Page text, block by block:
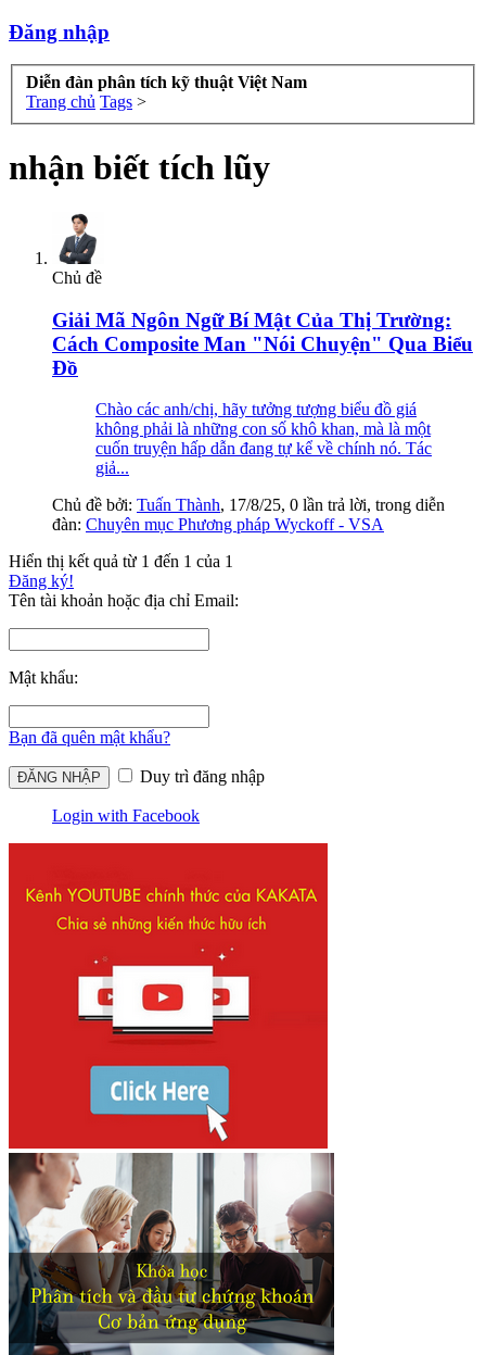
Đăng nhập
Diễn đàn phân tích kỹ thuật Việt Nam
Trang chủ Tags >
nhận biết tích lũy
Chủ đề
Giải Mã Ngôn Ngữ Bí Mật Của Thị Trường:
Cách Composite Man "Nói Chuyện" Qua Biểu
Đồ
Chào các anh/chị, hãy tưởng tượng biểu đồ giá
không phải là những con số khô khan, mà là một
cuốn truyện hấp dẫn đang tự kể về chính nó. Tác
giả...
Chủ đề bởi: Tuấn Thành, 17/8/25, 0 lần trả lời, trong diễn
đàn: Chuyên mục Phương pháp Wyckoff - VSA
Hiển thị kết quả từ 1 đến 1 của 1
Đăng ký!
Tên tài khoản hoặc địa chỉ Email:
Mật khẩu:
Bạn đã quên mật khẩu?
Duy trì đăng nhập
Login with Facebook